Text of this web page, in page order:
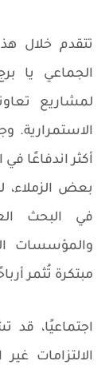
تتقدم خلال
الجماعي يا
لمشاريع
أكثر اندفاعًا
بعض الزملاء،
في البحث
والمؤسسات
مبتكرة تُثمر
اجتماعيًا، قد
الالتزامات